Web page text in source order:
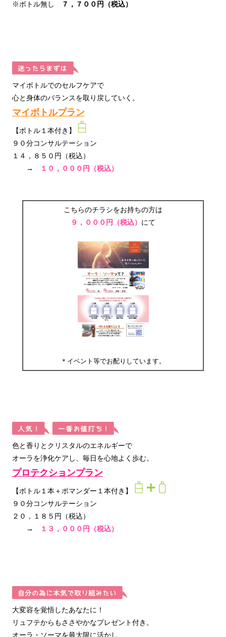
※ボトル無し
７，７００円（税込）
マイボトルでのセルフケアで
心と身体のバランスを取り戻していく。
マイボトルプラン
【ボトル１本付き】
９０分コンサルテーション
１４，８５０円（税込）
→
１０，０００円（税込）
こちらのチラシをお持ちの方は
９，０００円（税込） にて
＊イベント等でお配りしています。
色と香りとクリスタルのエネルギーで
オーラを浄化ケアし、毎日を心地よく歩む。
プロテクションプラン
【ボトル１本＋ポマンダー１本付き】
９０分コンサルテーション
２０，１８５円（税込）
→
１３，０００円（税込）
大変容を覚悟したあなたに！
リュフテからもささやかなプレゼント付き。
オーラ・ソーマを最大限に活かし